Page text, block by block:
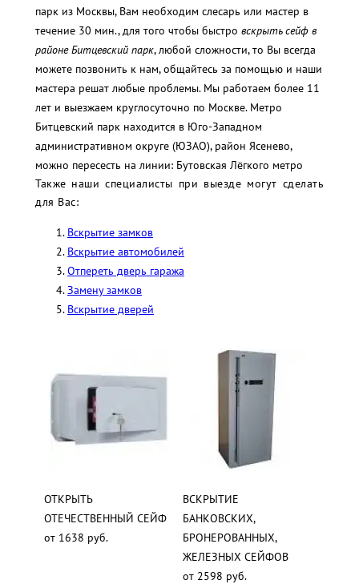
парк из Москвы, Вам необходим слесарь или мастер в
течение 30 мин., для того чтобы быстро вскрыть сейф в
районе Битцевский парк, любой сложности, то Вы всегда
можете позвонить к нам, общайтесь за помощью и наши
мастера решат любые проблемы. Мы работаем более 11
лет и выезжаем круглосуточно по Москве. Метро
Битцевский парк находится в Юго-Западном
административном округе (ЮЗАО), район Ясенево,
можно пересесть на линии: Бутовская Лёгкого метро
Также наши специалисты при выезде могут сделать
для Вас:
Вскрытие замков
Вскрытие автомобилей
Отпереть дверь гаража
Замену замков
Вскрытие дверей
ОТКРЫТЬ
ОТЕЧЕСТВЕННЫЙ СЕЙФ
от 1638 руб.
ВСКРЫТИЕ
БАНКОВСКИХ,
БРОНЕРОВАННЫХ,
ЖЕЛЕЗНЫХ СЕЙФОВ
от 2598 руб.